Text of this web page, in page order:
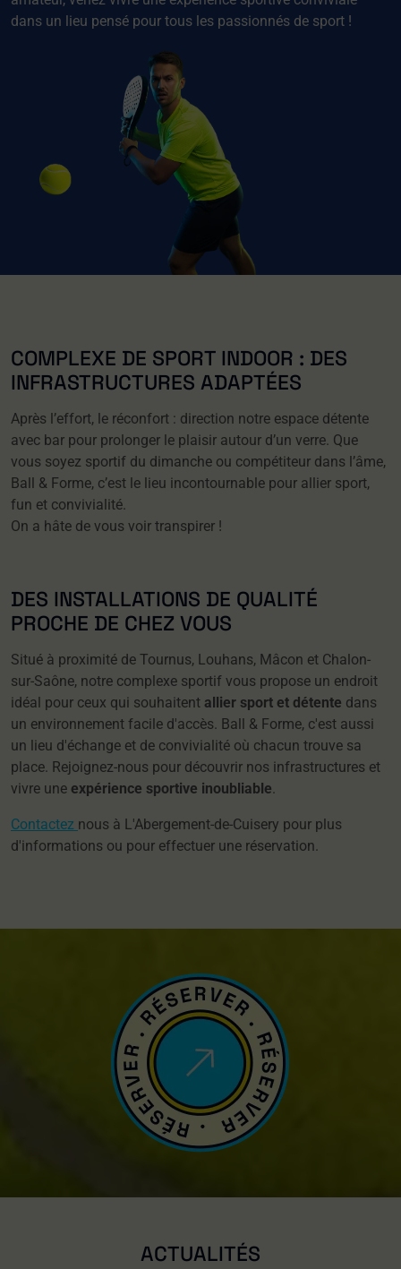
dans un lieu pensé pour tous les passionnés de sport !
COMPLEXE DE SPORT INDOOR : DES
INFRASTRUCTURES ADAPTÉES
Après l’effort, le réconfort : direction notre espace détente
avec bar pour prolonger le plaisir autour d’un verre. Que
vous soyez sportif du dimanche ou compétiteur dans l’âme,
Ball & Forme, c’est le lieu incontournable pour allier sport,
fun et convivialité.
On a hâte de vous voir transpirer !
DES INSTALLATIONS DE QUALITÉ
PROCHE DE CHEZ VOUS
Situé à proximité de Tournus, Louhans, Mâcon et Chalon-
sur-Saône, notre complexe sportif vous propose un endroit
idéal pour ceux qui souhaitent allier sport et détente dans
un environnement facile d'accès. Ball & Forme, c'est aussi
un lieu d'échange et de convivialité où chacun trouve sa
place. Rejoignez-nous pour découvrir nos infrastructures et
vivre une expérience sportive inoubliable.
Contactez nous à L'Abergement-de-Cuisery pour plus
d'informations ou pour effectuer une réservation.
ACTUALITÉS